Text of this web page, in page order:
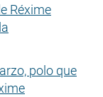
Réxime
polo que